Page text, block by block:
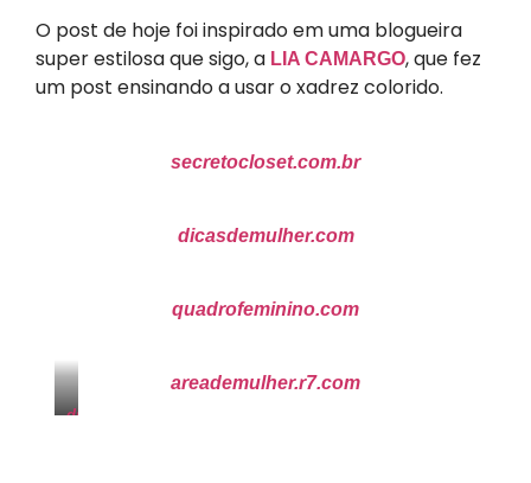
O post de hoje foi inspirado em uma blogueira
super estilosa que sigo, a LIA CAMARGO, que fez
um post ensinando a usar o xadrez colorido.
secretocloset.com.br
dicasdemulher.com
quadrofeminino.com
areademulher.r7.com
dicasdemulher.com